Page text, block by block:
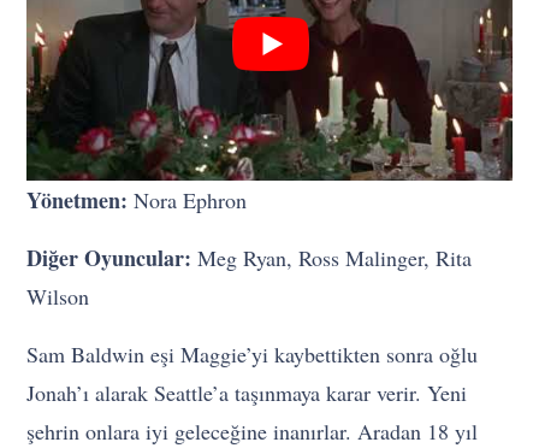
Yönetmen: Nora Ephron
Diğer Oyuncular: Meg Ryan, Ross Malinger, Rita
Wilson
Sam Baldwin eşi Maggie’yi kaybettikten sonra oğlu
Jonah’ı alarak Seattle’a taşınmaya karar verir. Yeni
şehrin onlara iyi geleceğine inanırlar. Aradan 18 yıl